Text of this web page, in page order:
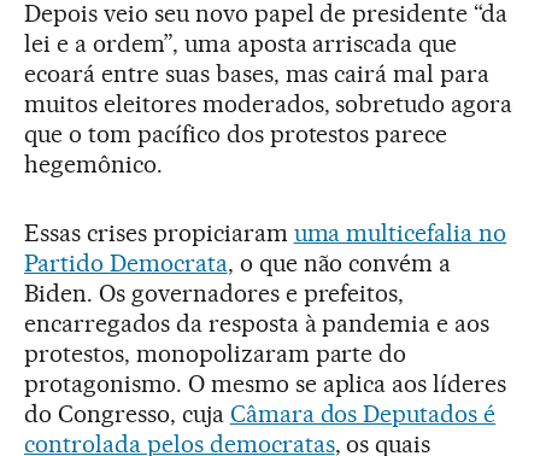
Depois veio seu novo papel de presidente “da
lei e a ordem”, uma aposta arriscada que
ecoará entre suas bases, mas cairá mal para
muitos eleitores moderados, sobretudo agora
que o tom pacífico dos protestos parece
hegemônico.
Essas crises propiciaram uma multicefalia no
Partido Democrata, o que não convém a
Biden. Os governadores e prefeitos,
encarregados da resposta à pandemia e aos
protestos, monopolizaram parte do
protagonismo. O mesmo se aplica aos líderes
do Congresso, cuja Câmara dos Deputados é
controlada pelos democratas, os quais